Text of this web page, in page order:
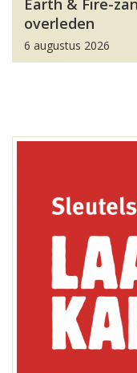
Earth & Fire-
overleden
6 augustus 2026